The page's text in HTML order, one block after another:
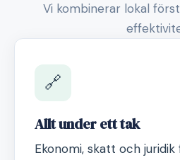
Vi kombinerar lokal
🔗
Allt under ett tak
Ekonomi, skatt och